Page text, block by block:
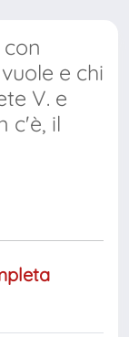
e chi
V. e
c'è, il